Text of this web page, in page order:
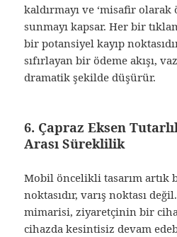
kaldırmayı ve ‘misafir olarak
sunmayı kapsar. Her bir
bir potansiyel kayıp
sıfırlayan bir ödeme akışı,
dramatik şekilde düşürür.
6. Çapraz Eksen
Arası Süreklilik
Mobil öncelikli tasarım artık
noktasıdır, varış noktası
mimarisi, ziyaretçinin bir
cihazda kesintisiz devam